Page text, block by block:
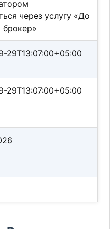
через услугу «До
29T13:07:00+05:00
29T13:07:00+05:00